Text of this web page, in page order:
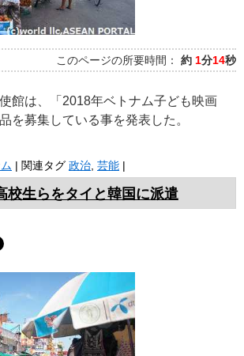
このページの所要時間： 約 1分14秒
館は、「2018年ベトナム子ども映画
を募集している事を発表した。
| 関連タグ 政治 芸能 |
校生らをタイと韓国に派遣